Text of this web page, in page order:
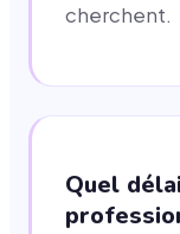
cherchent.
Quel